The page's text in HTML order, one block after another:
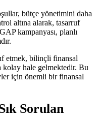
bütçe yönetimini daha
altına alarak, tasarruf
kampanyası, planlı
etmek, bilinçli finansal
hale gelmektedir. Bu
için önemli bir finansal
Sorulan